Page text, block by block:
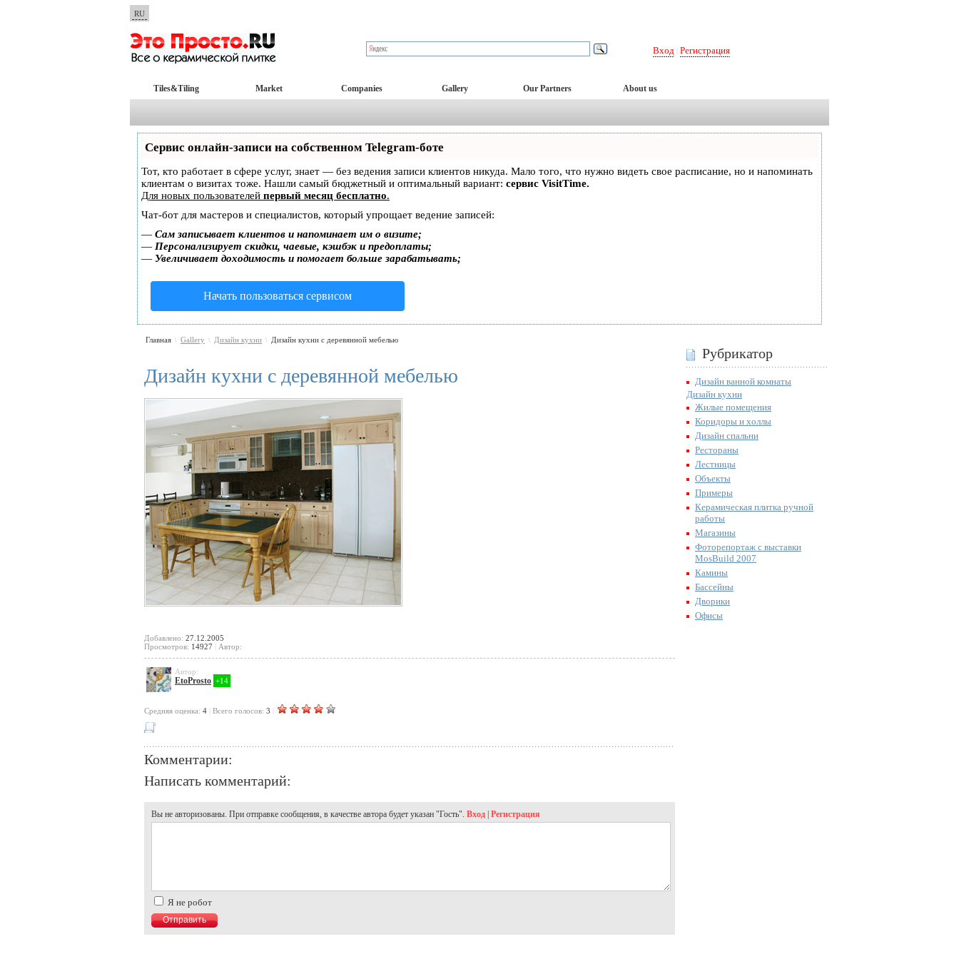
RU
Вход Регистрация
Tiles&Tiling Market Companies Gallery Our Partners About us
Сервис онлайн-записи на собственном Telegram-боте
Тот, кто работает в сфере услуг, знает — без ведения записи клиентов никуда. Мало того, что нужно видеть свое расписание, но и напоминать
клиентам о визитах тоже. Нашли самый бюджетный и оптимальный вариант: сервис VisitTime.
Для новых пользователей первый месяц бесплатно.
Чат-бот для мастеров и специалистов, который упрощает ведение записей:
— Сам записывает клиентов и напоминает им о визите;
— Персонализирует скидки, чаевые, кэшбэк и предоплаты;
— Увеличивает доходимость и помогает больше зарабатывать;
Начать пользоваться сервисом
Главная \ Gallery \ Дизайн кухни \ Дизайн кухни с деревянной мебелью
Дизайн кухни с деревянной мебелью
Добавлено: 27.12.2005
Просмотров: 14927 Автор:
Автор:
EtoProsto +14
Cредняя оценка: 4 Всего голосов: 3
Комментарии:
Написать комментарий:
Вы не авторизованы. При отправке сообщения, в качестве автора будет указан "Гость". Вход | Регистрация
Я не робот
Рубрикатор
Дизайн ванной комнаты
Дизайн кухни
Жилые помещения
Коридоры и холлы
Дизайн спальни
Рестораны
Лестницы
Объекты
Примеры
Керамическая плитка ручной
работы
Магазины
Фоторепортаж с выставки
MosBuild 2007
Камины
Бассейны
Дворики
Офисы